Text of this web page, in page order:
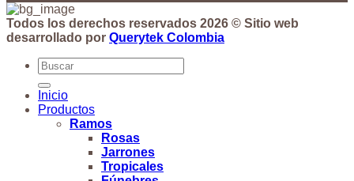
Todos los derechos reservados 2026 © Sitio web
desarrollado por Querytek Colombia
Buscar
por:
Inicio
Productos
Ramos
Rosas
Jarrones
Tropicales